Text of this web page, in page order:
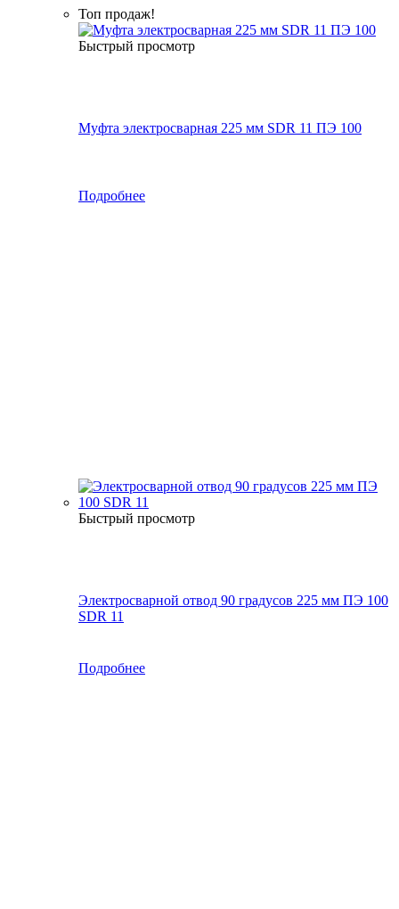
Топ продаж!
Быстрый просмотр
Муфта электросварная 225 мм SDR 11 ПЭ 100
Подробнее
Быстрый просмотр
Электросварной отвод 90 градусов 225 мм ПЭ 100
SDR 11
Подробнее